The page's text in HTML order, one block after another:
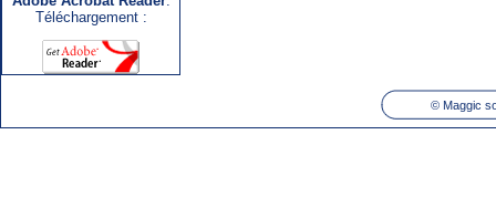
Téléchargement :
© Maggic